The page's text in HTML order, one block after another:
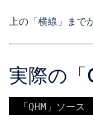
上の「横線」まで
実際の
「QHM」ソース